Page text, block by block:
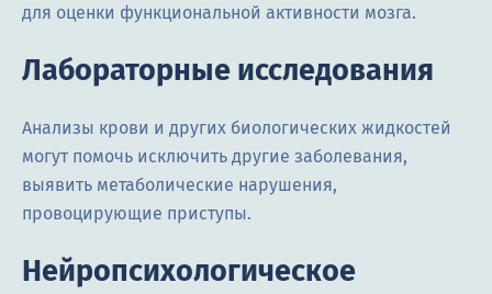
для оценки функциональной активности мозга.
Лабораторные исследования
Анализы крови и других биологических жидкостей
могут помочь исключить другие заболевания,
выявить метаболические нарушения,
провоцирующие приступы.
Нейропсихологическое